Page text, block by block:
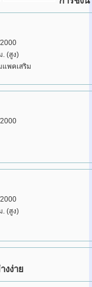
. (สูง)
แพคเสริม
. (สูง)
งง่าย